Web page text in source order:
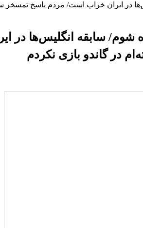
در ایران خراب است/ مردم پاسخ تمسخر
شوم/ سابقه انگلیس‌ها
در گاندو بازی نکردم